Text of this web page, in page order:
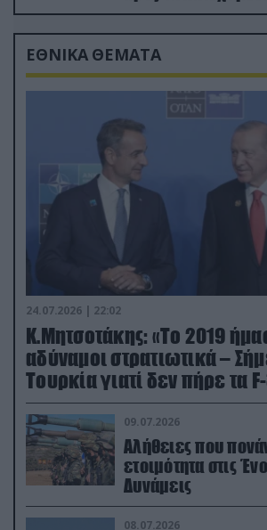
ΕΘΝΙΚΑ ΘΕΜΑΤΑ
24.07.2026 | 22:02
Κ.Μητσοτάκης: «Το 2019
αδύναμοι στρατιωτικά –
Τουρκία γιατί δεν πήρε τα
(βίντεο)
09.07.2026
Αλήθειες που
ετοιμότητα στις
Δυνάμεις
08.07.2026